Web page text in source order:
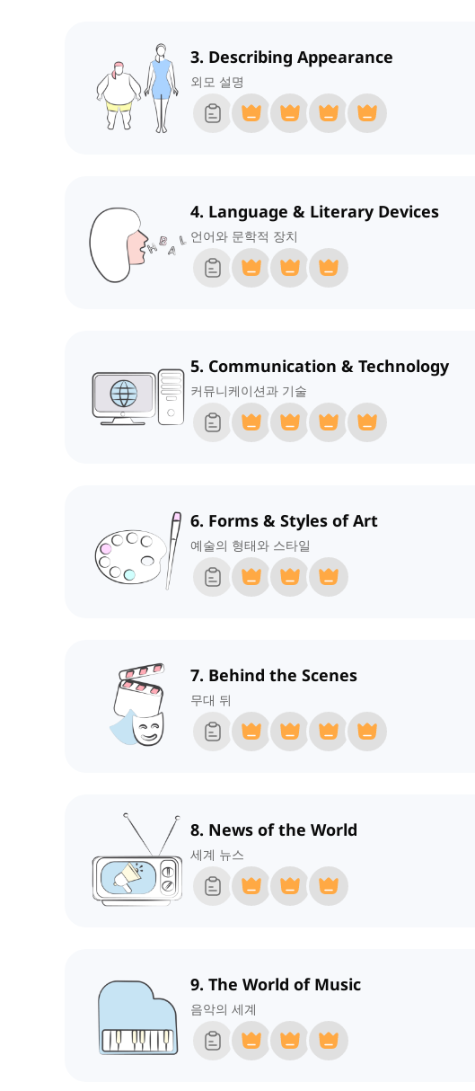
3. Describing Appearance
외모 설명
4. Language & Literary Devices
언어와 문학적 장치
5. Communication & Technology
커뮤니케이션과 기술
6. Forms & Styles of Art
예술의 형태와 스타일
7. Behind the Scenes
무대 뒤
8. News of the World
세계 뉴스
9. The World of Music
음악의 세계